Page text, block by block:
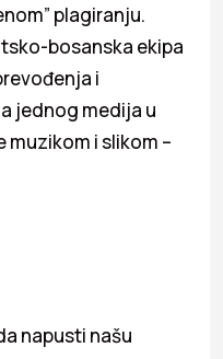
plagiranju.
bosanska ekipa
i
jednog medija u
muzikom i slikom –
napusti našu